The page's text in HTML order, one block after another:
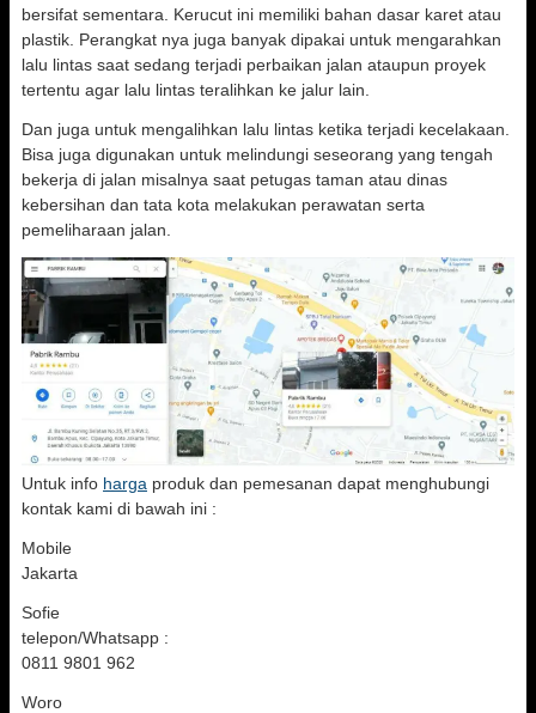
bersifat sementara. Kerucut ini memiliki bahan dasar karet atau
plastik. Perangkat nya juga banyak dipakai untuk mengarahkan
lalu lintas saat sedang terjadi perbaikan jalan ataupun proyek
tertentu agar lalu lintas teralihkan ke jalur lain.
Dan juga untuk mengalihkan lalu lintas ketika terjadi kecelakaan.
Bisa juga digunakan untuk melindungi seseorang yang tengah
bekerja di jalan misalnya saat petugas taman atau dinas
kebersihan dan tata kota melakukan perawatan serta
pemeliharaan jalan.
Untuk info harga produk dan pemesanan dapat menghubungi
kontak kami di bawah ini :
Mobile
Jakarta
Sofie
telepon/Whatsapp :
0811 9801 962
Woro